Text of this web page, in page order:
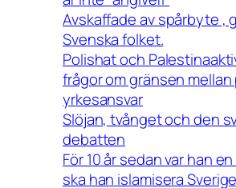
Avskaffade av spårbyte ,
Svenska folket.
Polishat och
frågor om gränsen
yrkesansvar
Slöjan, tvånget och den
debatten
För 10 år sedan var han
ska han islamisera